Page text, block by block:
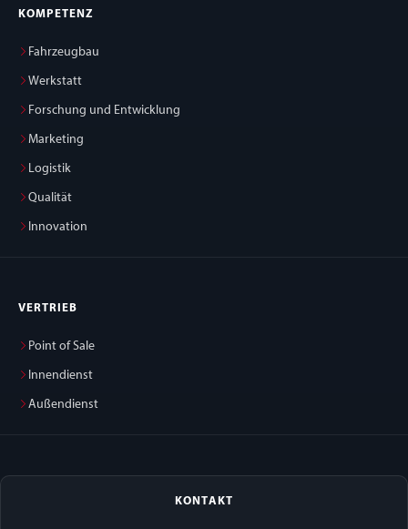
KOMPETENZ
Fahrzeugbau
Werkstatt
Forschung und Entwicklung
Marketing
Logistik
Qualität
Innovation
VERTRIEB
Point of Sale
Innendienst
Außendienst
KONTAKT